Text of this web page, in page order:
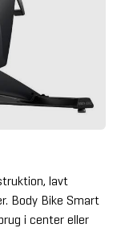
lavt
Body Bike Smart
i center eller